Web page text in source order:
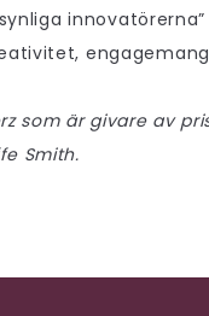
som är givare av
Smith.